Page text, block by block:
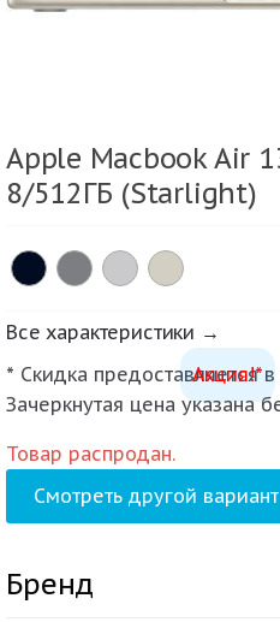
Apple Macbook Air
8/512ГБ (Starlight)
Все характеристики →
Акция!*
* Скидка предоставляется
Зачеркнутая цена указана
Товар распродан.
Смотреть другой вариант
Бренд